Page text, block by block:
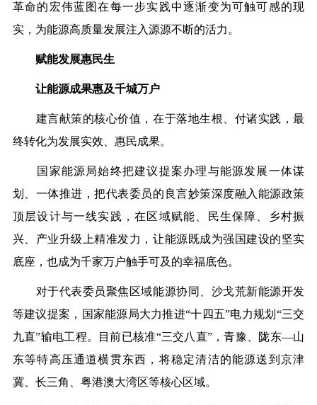
革命的宏伟蓝图在每一步实践中逐渐变为可触可感的现
实，为能源高质量发展注入源源不断的活力。
赋能发展惠民生
让能源成果惠及千城万户
建言献策的核心价值，在于落地生根、付诸实践，最
终转化为发展实效、惠民成果。
国家能源局始终把建议提案办理与能源发展一体谋
划、一体推进，把代表委员的良言妙策深度融入能源政策
顶层设计与一线实践，在区域赋能、民生保障、乡村振
兴、产业升级上精准发力，让能源既成为强国建设的坚实
底座，也成为千家万户触手可及的幸福底色。
对于代表委员聚焦区域能源协同、 沙戈荒新能源开发
等建议提案，国家能源局大力推进“十四五”电力规划 “三交
九直”输电工程。目前已核准“三交八直”，青豫、陇东—山
东等特高压通道横贯东西，将稳定清洁的能源送到京津
冀、长三角、粤港澳大湾区等核心区域。